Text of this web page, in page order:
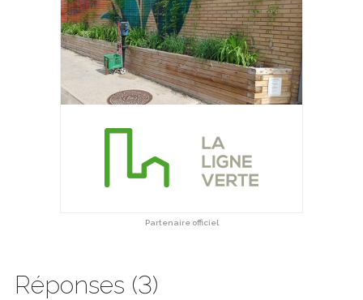
Partenaire officiel
Réponses (3)